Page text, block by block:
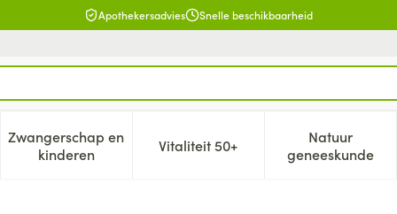
Apothekersadvies Snelle beschikbaarheid
verzorging en hygiëne categorie
voor Dieet, voeding en vitamines categorie
Zwangerschap en
kinderenToon submenu voor Zwangerschap en kinderen
Vitaliteit 50+Toon submenu voor Vitaliteit
Natuur
geneeskunde
Toon